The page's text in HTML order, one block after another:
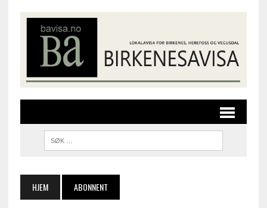
HJEM ABONNENT